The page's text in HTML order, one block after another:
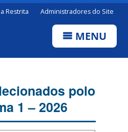
Restrita Administradores do Site
MENU
polo
1 – 2026